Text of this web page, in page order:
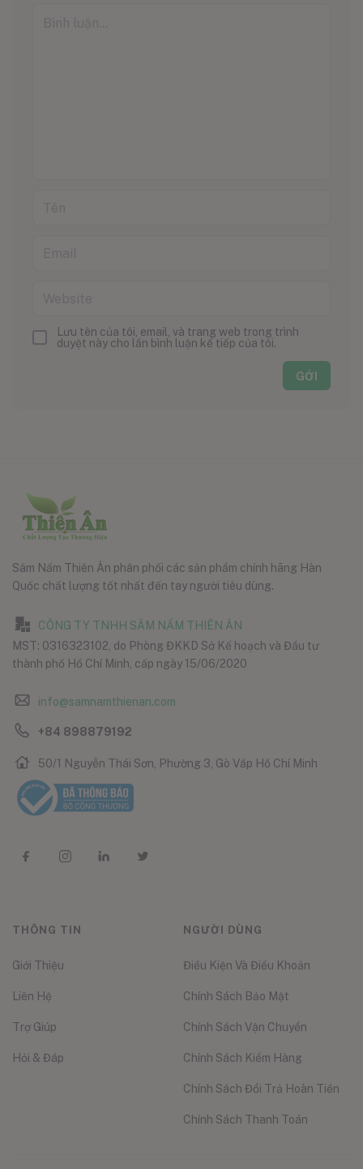
Lưu tên của tôi, email, và trang web trong trình
duyệt này cho lần bình luận kế tiếp của tôi.
Sâm Nấm Thiên Ân phân phối các sản phẩm chính hãng Hàn
Quốc chất lượng tốt nhất đến tay người tiêu dùng.
CÔNG TY TNHH SÂM NẤM THIÊN ÂN
MST: 0316323102, do Phòng ĐKKD Sở Kế hoạch và Đầu tư
thành phố Hồ Chí Minh, cấp ngày 15/06/2020
info@samnamthienan.com
+84 898879192
50/1 Nguyễn Thái Sơn, Phường 3, Gò Vấp Hồ Chí Minh
THÔNG TIN
Giới Thiệu
Liên Hệ
Trợ Giúp
Hỏi & Đáp
NGƯỜI DÙNG
Điều Kiện Và Điều Khoản
Chính Sách Bảo Mật
Chính Sách Vận Chuyển
Chính Sách Kiểm Hàng
Chính Sách Đổi Trả Hoàn Tiền
Chính Sách Thanh Toán